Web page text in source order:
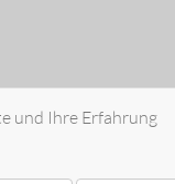
und Ihre Erfahrung